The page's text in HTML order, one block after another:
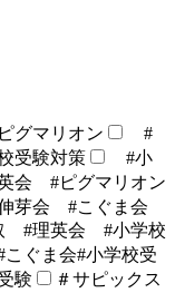
グマリオン
#
受験対策
#小
会 #ピグマリオン
芽会 #こぐま会
#理英会 #小学校
こぐま会#小学校受
験
＃サピックス